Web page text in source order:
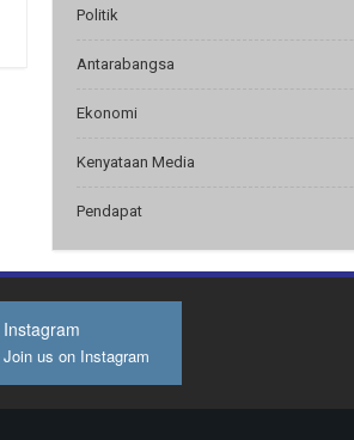
Politik
Antarabangsa
Ekonomi
Kenyataan Media
Pendapat
Instagram
Join us on Instagram